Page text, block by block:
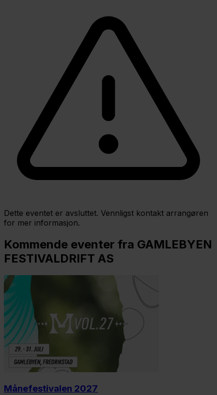
Dette eventet er avsluttet. Vennligst kontakt arrangøren
for mer informasjon.
Kommende eventer fra GAMLEBYEN
FESTIVALDRIFT AS
Månefestivalen 2027